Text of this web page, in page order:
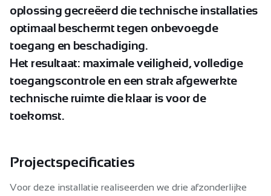
oplossing gecreëerd die technische installaties
optimaal beschermt tegen onbevoegde
toegang en beschadiging.
Het resultaat: maximaleveiligheid,volledige
toegangscontrole en een strak afgewerkte
technische ruimte dieklaar isvoor de
toekomst.
Projectspecificaties
Voor deze installatie realiseerden we drie afzonderlijke